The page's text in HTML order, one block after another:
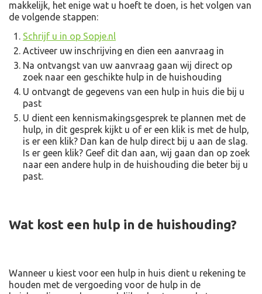
makkelijk, het enige wat u hoeft te doen, is het volgen van
de volgende stappen:
Schrijf u in op Sopje.nl
Activeer uw inschrijving en dien een aanvraag in
Na ontvangst van uw aanvraag gaan wij direct op
zoek naar een geschikte hulp in de huishouding
U ontvangt de gegevens van een hulp in huis die bij u
past
U dient een kennismakingsgesprek te plannen met de
hulp, in dit gesprek kijkt u of er een klik is met de hulp,
is er een klik? Dan kan de hulp direct bij u aan de slag.
Is er geen klik? Geef dit dan aan, wij gaan dan op zoek
naar een andere hulp in de huishouding die beter bij u
past.
Wat kost een hulp in de huishouding?
Wanneer u kiest voor een hulp in huis dient u rekening te
houden met de vergoeding voor de hulp in de